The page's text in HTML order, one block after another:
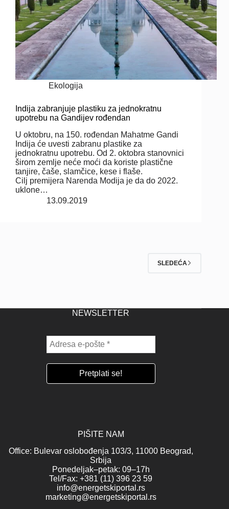
Ekologija
Indija zabranjuje plastiku za jednokratnu
upotrebu na Gandijev rođendan
U oktobru, na 150. rođendan Mahatme Gandi
Indija će uvesti zabranu plastike za
jednokratnu upotrebu. Od 2. oktobra stanovnici
širom zemlje neće moći da koriste plastične
tanjire, čaše, slamčice, kese i flaše.
Cilj premijera Narenda Modija je da do 2022.
uklone…
13.09.2019
SLEDEĆA
NEWSLETTER
PIŠITE NAM
Office: Bulevar oslobođenja 103/3, 11000 Beograd,
Srbija
Ponedeljak–petak: 09–17h
Tel/Fax: +381 (11) 396 23 59
info@energetskiportal.rs
marketing@energetskiportal.rs